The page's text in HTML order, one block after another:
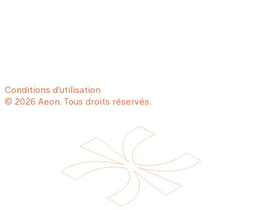
Conditions d'utilisation
© 2026 Aeon. Tous droits réservés.